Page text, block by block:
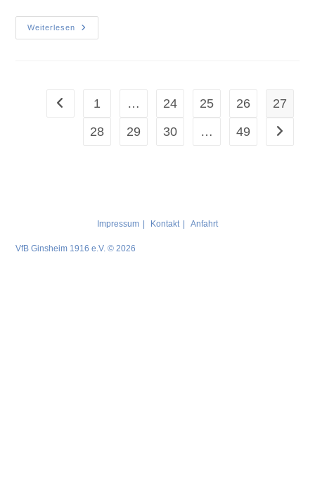
Weiterlesen
1 … 24 25 26
27
28
29 30 … 49
Impressum Kontakt Anfahrt
VfB Ginsheim 1916 e.V. © 2026